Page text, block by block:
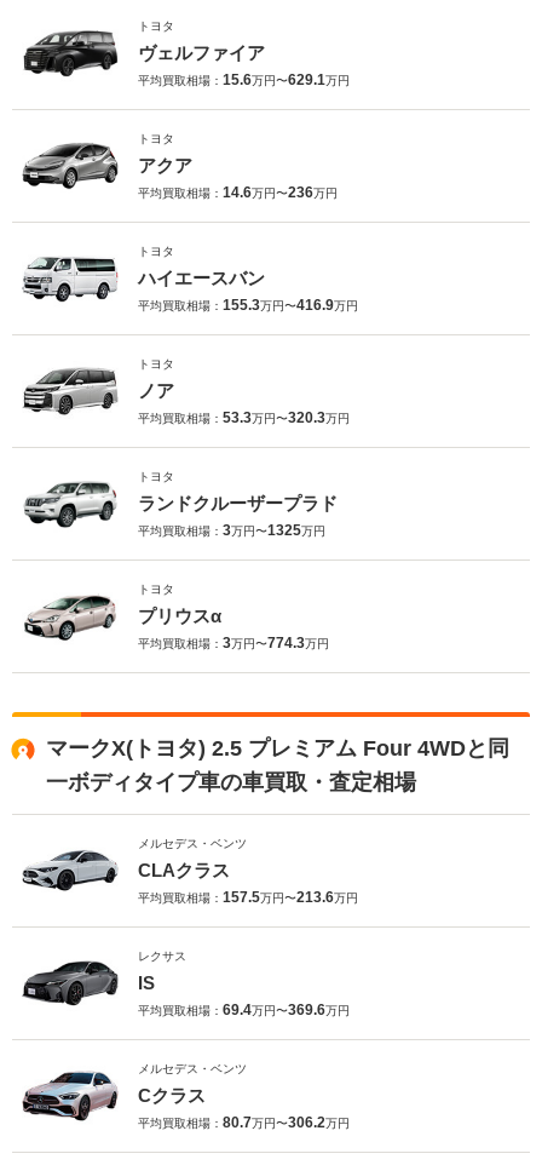
トヨタ
ヴェルファイア
平均買取相場： 15.6万円〜629.1万円
トヨタ
アクア
平均買取相場： 14.6万円〜236万円
トヨタ
ハイエースバン
平均買取相場： 155.3万円〜416.9万円
トヨタ
ノア
平均買取相場： 53.3万円〜320.3万円
トヨタ
ランドクルーザープラド
平均買取相場： 3万円〜1325万円
トヨタ
プリウスα
平均買取相場： 3万円〜774.3万円
マークX(トヨタ) 2.5 プレミアム Four 4WDと同
一ボディタイプ車の車買取・査定相場
メルセデス・ベンツ
CLAクラス
平均買取相場： 157.5万円〜213.6万円
レクサス
IS
平均買取相場： 69.4万円〜369.6万円
メルセデス・ベンツ
Cクラス
平均買取相場： 80.7万円〜306.2万円